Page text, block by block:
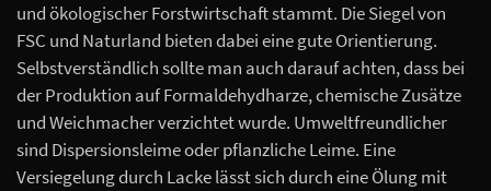
und ökologischer Forstwirtschaft stammt. Die Siegel von
FSC und Naturland bieten dabei eine gute Orientierung.
Selbstverständlich sollte man auch darauf achten, dass bei
der Produktion auf Formaldehydharze, chemische Zusätze
und Weichmacher verzichtet wurde. Umweltfreundlicher
sind Dispersionsleime oder pflanzliche Leime. Eine
Versiegelung durch Lacke lässt sich durch eine Ölung mit